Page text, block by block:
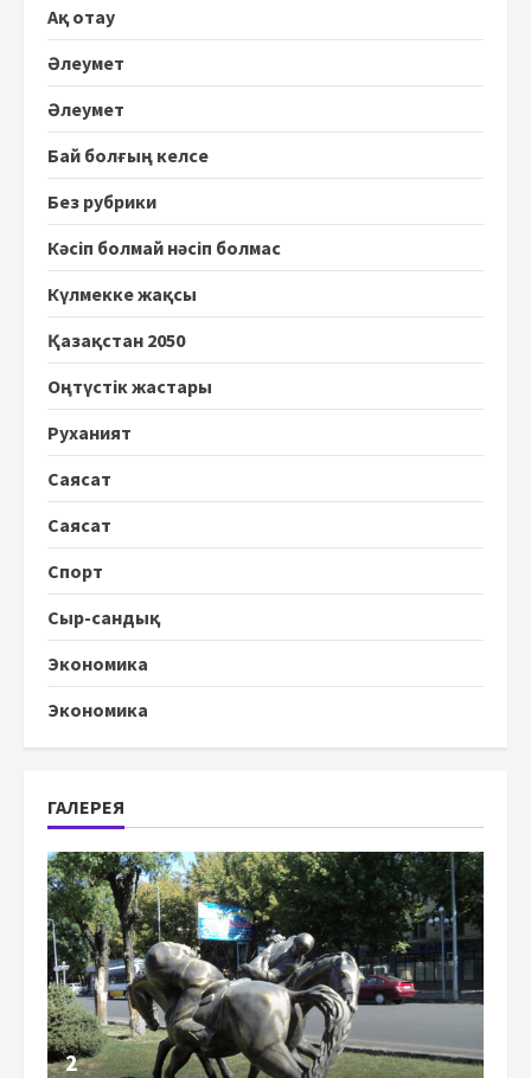
Ақ отау
Әлеумет
Әлеумет
Бай болғың келсе
Без рубрики
Кәсіп болмай нәсіп болмас
Күлмекке жақсы
Қазақстан 2050
Оңтүстік жастары
Руханият
Саясат
Саясат
Спорт
Сыр-сандық
Экономика
Экономика
ГАЛЕРЕЯ
2